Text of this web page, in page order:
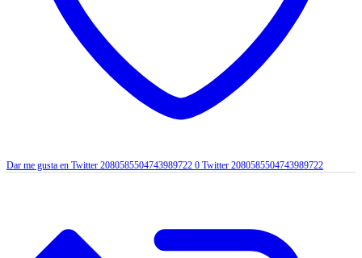
Dar me gusta en Twitter 2080585504743989722 0 Twitter 2080585504743989722